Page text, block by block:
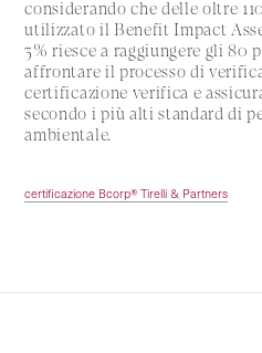
considerando che delle oltre
utilizzato il Benefit Impact
3% riesce a raggiungere gli 80
affrontare il processo di
certificazione verifica e
secondo i più alti standard di
ambientale.
certificazione Bcorp® Tirelli & Partners